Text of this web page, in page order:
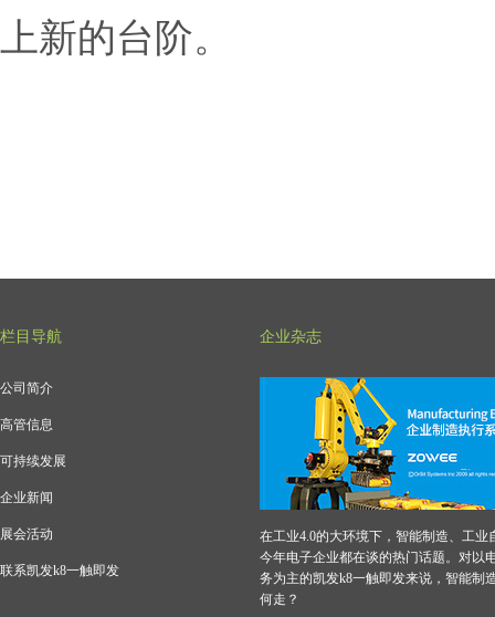
上新的台阶。
栏目导航
公司简介
高管信息
可持续发展
企业新闻
展会活动
联系凯发k8一触即发
企业杂志
在工业4.0的大环境下，智能制造、工业
今年电子企业都在谈的热门话题。对以
务为主的凯发k8一触即发来说，智能制
何走？